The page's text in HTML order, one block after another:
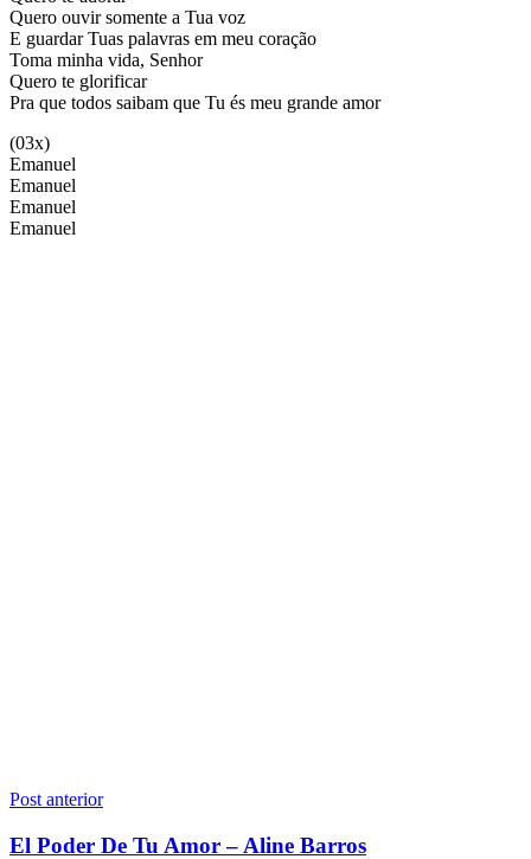
Quero ouvir somente a Tua voz
E guardar Tuas palavras em meu coração
Toma minha vida, Senhor
Quero te glorificar
Pra que todos saibam que Tu és meu grande amor
(03x)
Emanuel
Emanuel
Emanuel
Emanuel
Navegação
de
Post anterior
El Poder De Tu Amor – Aline Barros